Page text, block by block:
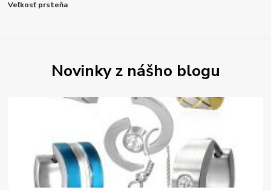
Veľkosť prsteňa
Novinky z nášho blogu